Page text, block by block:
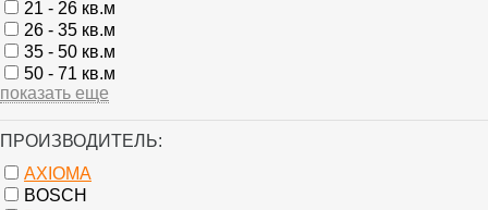
21 - 26 кв.м
26 - 35 кв.м
35 - 50 кв.м
50 - 71 кв.м
показать еще
ПРОИЗВОДИТЕЛЬ:
AXIOMA
BOSCH